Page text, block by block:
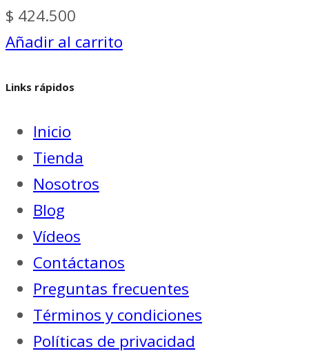
$ 424.500
Añadir al carrito
Links rápidos
Inicio
Tienda
Nosotros
Blog
Vídeos
Contáctanos
Preguntas frecuentes
Términos y condiciones
Políticas de privacidad